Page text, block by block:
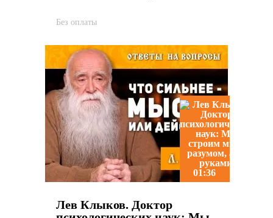
Без оплаты
01:36
Лев Клыков. Доктор